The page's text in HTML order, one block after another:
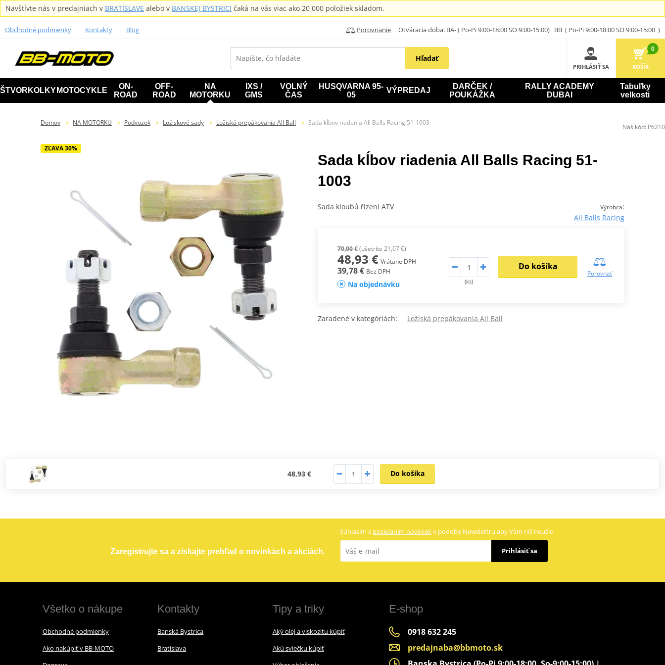
Navštívte nás v predajniach v BRATISLAVE alebo v BANSKEJ BYSTRICI čaká na vás viac ako 20 000 položiek skladom.
Obchodné podmienky Kontakty Blog Porovnanie Otváracia doba: BA- ( Po-Pi 9:00-18:00 SO 9:00-15:00) BB ( Po-Pi 9:00-18:00 SO 9:00-15:00 )
Hľadať
PRIHLÁSIŤ SA
0
KOŠÍK
ŠTVORKOLKY MOTOCYKLE
ON-
ROAD
OFF-
ROAD
NA
MOTORKU
IXS /
GMS
VOLNÝ
ČAS
HUSQVARNA 95-
05
VÝPREDAJ
DARČEK /
POUKÁŽKA
RALLY ACADEMY
DUBAI
Tabuľky
velkosti
Domov NA MOTORKU Podvozok Ložiskové sady Ložiská prepákovania All Ball Sada kĺbov riadenia All Balls Racing 51-1003
ZĽAVA 30%
Sada kĺbov riadenia All Balls Racing 51-
1003
Výrobca:
All Balls Racing
Sada kloubů řízení ATV
70,00 €(ušetríte 21,07 €)
48,93 € Vrátane DPH
39,78 € Bez DPH
Na objednávku (ks)
Do košíka
Porovnať
Zaradené v kategóriách: Ložiská prepákovania All Ball
48,93 € Do košíka
Náš kód: P6210
Zaregistrujte sa a získajte prehľad o novinkách a akciách.
Súhlasím s posielaním noviniekv podobe Newslettru aby Vám nič neušlo
Prihlásiť sa
Všetko o nákupe
Obchodné podmienky
Ako nakúpiť v BB-MOTO
Kontakty
Banská Bystrica
Bratislava
Tipy a triky
Aký olej a viskozitu kúpiť
Akú sviečku kúpiť
E-shop
0918 632 245
predajnaba@bbmoto.sk